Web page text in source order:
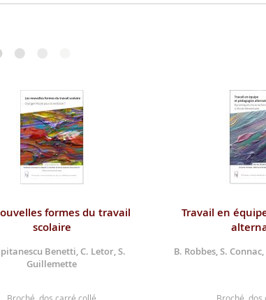
formes du travail
scolaire
Benetti, C. Letor, S.
Guillemette
Travail en
B. Robbes, S.